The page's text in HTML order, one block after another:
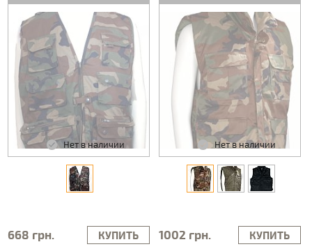
Нет в наличии
668 грн. КУПИТЬ
Нет в наличии
1002 грн. КУПИТЬ